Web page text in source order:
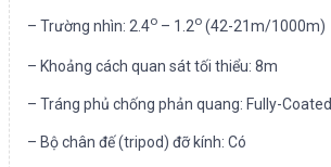
– Trường nhìn: 2.4o – 1.2o (42-21m/1000m)
– Khoảng cách quan sát tối thiểu: 8m
– Tráng phủ chống phản quang: Fully-Coated
– Bộ chân đế (tripod) đỡ kính: Có